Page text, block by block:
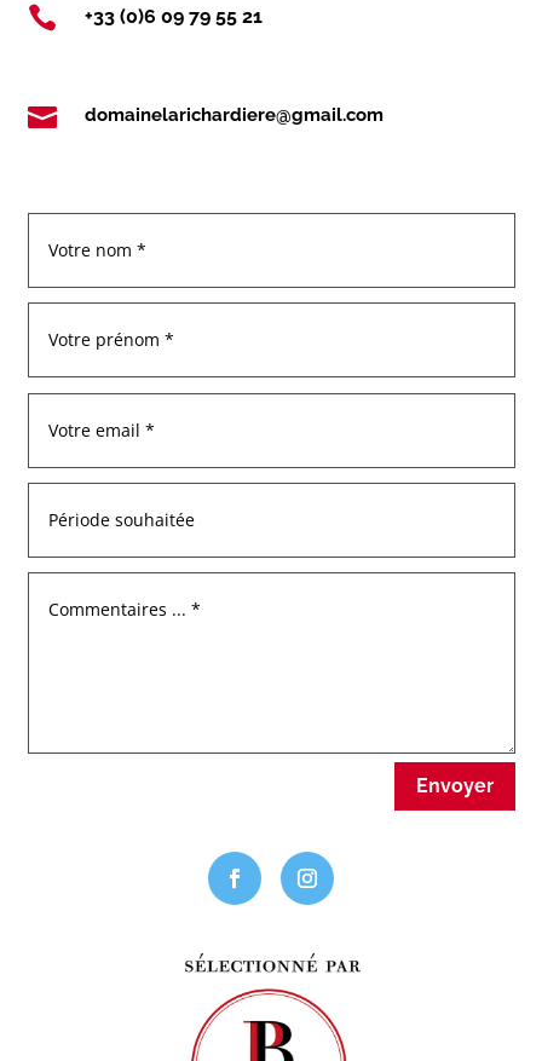
 +33 (0)6 09 79 55 21
 domainelarichardiere@gmail.com
Envoyer